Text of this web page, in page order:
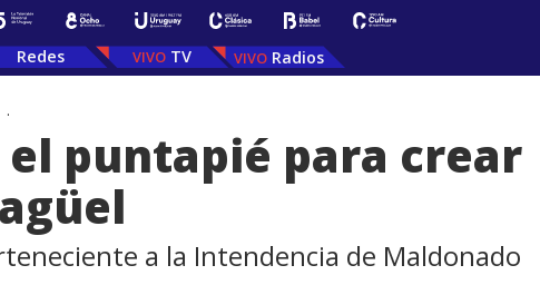
Redes TV Radios
.
puntapié para crear
a la Intendencia de Maldonado